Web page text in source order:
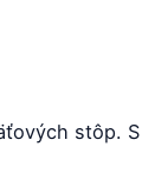
stôp. S